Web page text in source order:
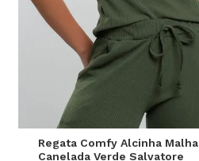
Regata Comfy Alcinha Malha
Canelada Verde Salvatore